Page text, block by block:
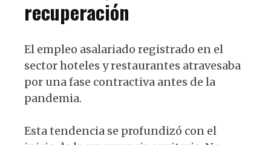
recuperación
El empleo asalariado registrado en el
sector hoteles y restaurantes atravesaba
por una fase contractiva antes de la
pandemia.
Esta tendencia se profundizó con el